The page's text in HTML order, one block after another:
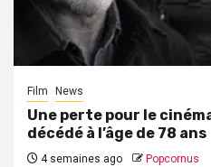
Film News
Une perte pour le
décédé à l’âge de 78 ans
4 semaines ago Popcornus